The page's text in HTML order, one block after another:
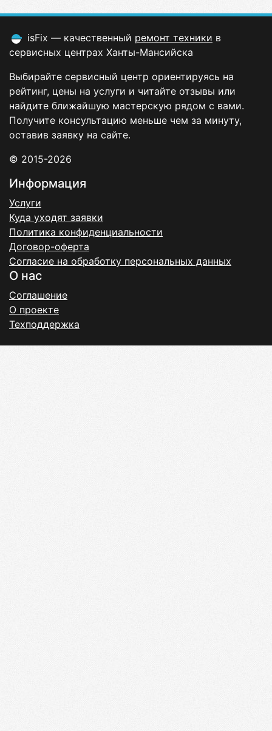
isFix — качественный ремонт техники в
сервисных центрах Ханты-Мансийска
Выбирайте сервисный центр ориентируясь на
рейтинг, цены на услуги и читайте отзывы или
найдите ближайшую мастерскую рядом с вами.
Получите консультацию меньше чем за минуту,
оставив заявку на сайте.
© 2015-2026
Информация
Услуги
Куда уходят заявки
Политика конфиденциальности
Договор-оферта
Согласие на обработку персональных данных
О нас
Соглашение
О проекте
Техподдержка